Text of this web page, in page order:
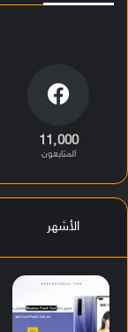
11٬000
المتابعون
الأشهر